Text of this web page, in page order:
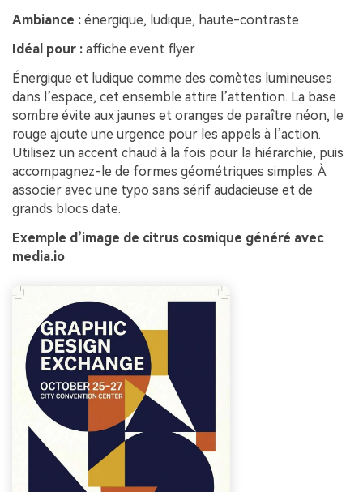
Ambiance : énergique, ludique, haute-contraste
Idéal pour : affiche event flyer
Énergique et ludique comme des comètes lumineuses
dans l’espace, cet ensemble attire l’attention. La base
sombre évite aux jaunes et oranges de paraître néon, le
rouge ajoute une urgence pour les appels à l’action.
Utilisez un accent chaud à la fois pour la hiérarchie, puis
accompagnez-le de formes géométriques simples. À
associer avec une typo sans sérif audacieuse et de
grands blocs date.
Exemple d’image de citrus cosmique généré avec
media.io